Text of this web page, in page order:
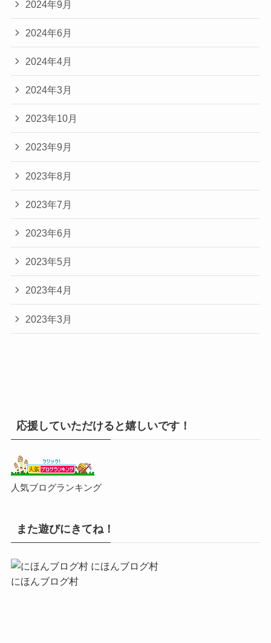
2024年9月
2024年6月
2024年4月
2024年3月
2023年10月
2023年9月
2023年8月
2023年7月
2023年6月
2023年5月
2023年4月
2023年3月
応援していただけると嬉しいです！
人気ブログランキング
また遊びにきてね！
にほんブログ村